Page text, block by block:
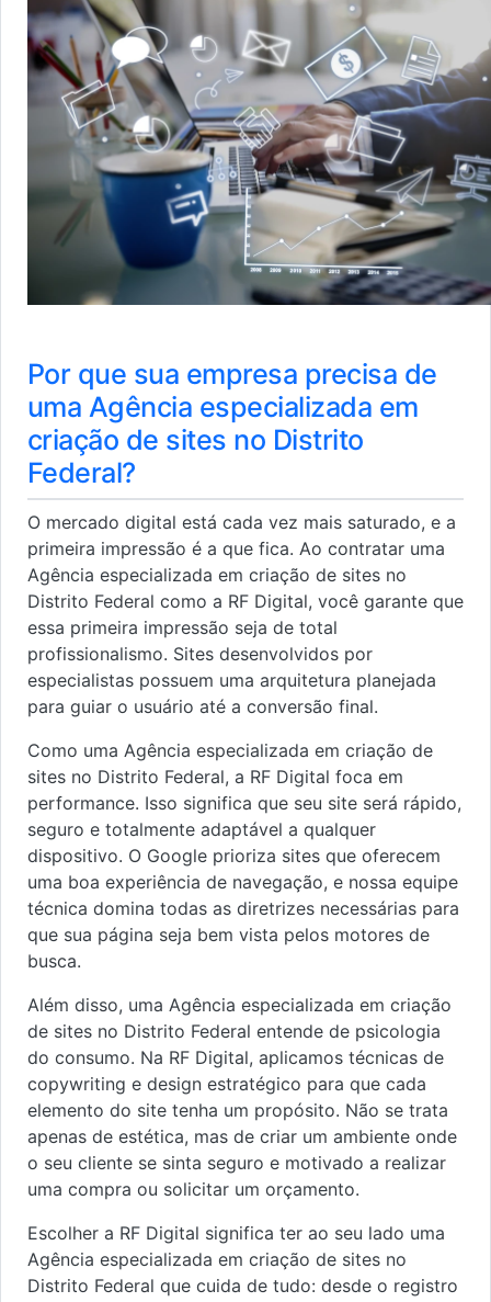
Por que sua empresa precisa de
uma Agência especializada em
criação de sites no Distrito
Federal?
O mercado digital está cada vez mais saturado, e a
primeira impressão é a que fica. Ao contratar uma
Agência especializada em criação de sites no
Distrito Federal como a RF Digital, você garante que
essa primeira impressão seja de total
profissionalismo. Sites desenvolvidos por
especialistas possuem uma arquitetura planejada
para guiar o usuário até a conversão final.
Como uma Agência especializada em criação de
sites no Distrito Federal, a RF Digital foca em
performance. Isso significa que seu site será rápido,
seguro e totalmente adaptável a qualquer
dispositivo. O Google prioriza sites que oferecem
uma boa experiência de navegação, e nossa equipe
técnica domina todas as diretrizes necessárias para
que sua página seja bem vista pelos motores de
busca.
Além disso, uma Agência especializada em criação
de sites no Distrito Federal entende de psicologia
do consumo. Na RF Digital, aplicamos técnicas de
copywriting e design estratégico para que cada
elemento do site tenha um propósito. Não se trata
apenas de estética, mas de criar um ambiente onde
o seu cliente se sinta seguro e motivado a realizar
uma compra ou solicitar um orçamento.
Escolher a RF Digital significa ter ao seu lado uma
Agência especializada em criação de sites no
Distrito Federal que cuida de tudo: desde o registro